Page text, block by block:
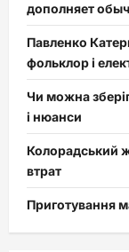
дополняет
Павленко
фольклор і
Чи можна
і нюанси
Колорадський
втрат
Приготування